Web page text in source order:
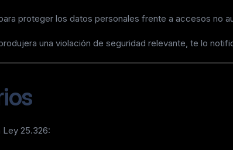
proteger los datos personales frente a accesos no
una violación de seguridad relevante, te lo
25.326: